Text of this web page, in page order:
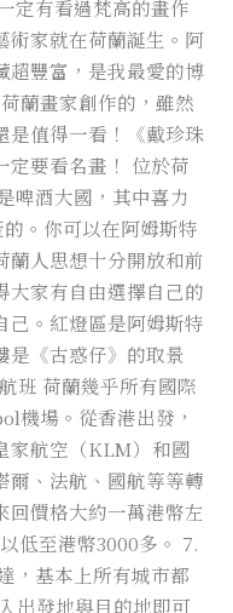
定有看過梵高的畫作
術家就在荷蘭誕生。阿
超豐富，是我最愛的博
蘭畫家創作的，雖然
是值得一看！《戴珍珠
定要看名畫！ 位於荷
啤酒大國，其中喜力
。你可以在阿姆斯特
蘭人思想十分開放和前
大家有自由選擇自己的
己。紅燈區是阿姆斯特
是《古惑仔》的取景
班 荷蘭幾乎所有國際
機場。從香港出發，
家航空（KLM）和國
爾、法航、國航等等轉
回價格大約一萬港幣左
低至港幣3000多。 7.
，基本上所有城市都
出發地與目的地即可